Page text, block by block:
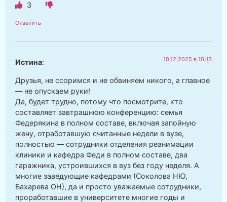
3
Ответить
Истина: 10.12.2025 в 10:13
Друзья, не ссоримся и не обвиняем никого, а главное
— не опускаем руки!
Да, будет трудно, потому что посмотрите, кто
составляет завтрашнюю конференцию: семья
Федерякина в полном составе, включая запойную
жену, отработавшую считанные недели в вузе,
полностью — сотрудники отделения реанимации
клиники и кафедра Феди в полном составе, два
гаражника, устроившихся в вуз без году неделя. А
многие заведующие кафедрами (Соколова НЮ,
Бахарева ОН), да и просто уважаемые сотрудники,
проработавшие в университете многие годы и